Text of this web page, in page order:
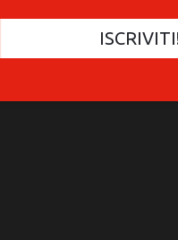
COMMUNICATIONES 420
COMMUNICATIONES 420